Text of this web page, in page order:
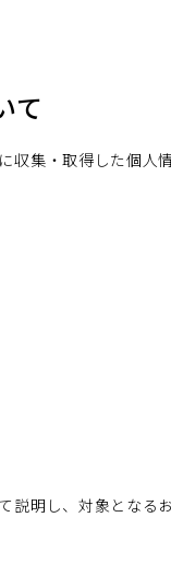
て
収集・取得した個
説明し、対象となる